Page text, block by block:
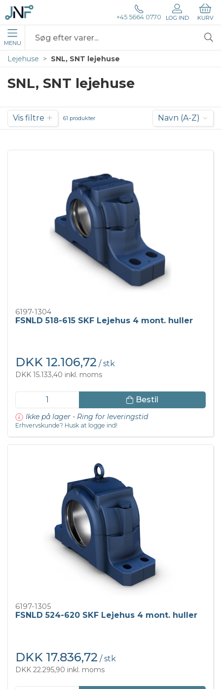
+45 5664 0770 LOG IND KURV
MENU
Lejehuse SNL, SNT lejehuse
SNL, SNT lejehuse
Vis filtre 61 produkter Navn (A-Z)
6197-1304
FSNLD 518-615 SKF Lejehus 4 mont. huller
DKK 12.106,72 / stk
DKK 15.133,40 inkl. moms
Bestil
Ikke på lager - Ring for leveringstid
Erhvervskunde? Husk at logge ind!
6197-1305
FSNLD 524-620 SKF Lejehus 4 mont. huller
DKK 17.836,72 / stk
DKK 22.295,90 inkl. moms